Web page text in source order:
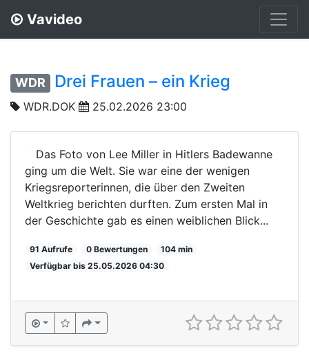
Vavideo
WDR Drei Frauen – ein Krieg
WDR.DOK 25.02.2026 23:00
Das Foto von Lee Miller in Hitlers Badewanne
ging um die Welt. Sie war eine der wenigen
Kriegsreporterinnen, die über den Zweiten
Weltkrieg berichten durften. Zum ersten Mal in
der Geschichte gab es einen weiblichen Blick...
91 Aufrufe 0 Bewertungen
104 min
Verfügbar bis 25.05.2026 04:30